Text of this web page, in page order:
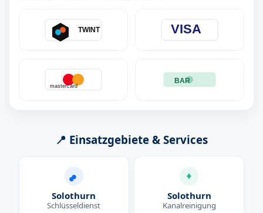
TWINT VISA
mastercard
BAR
📍 Einsatzgebiete & Services
Solothurn
Schlüsseldienst
Solothurn
Kanalreinigung